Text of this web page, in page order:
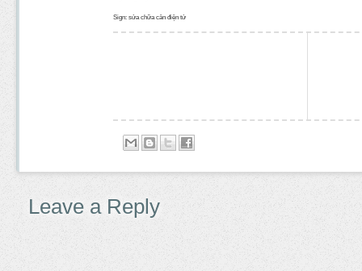
Sign: sửa chữa cân điện tử
Leave a Reply